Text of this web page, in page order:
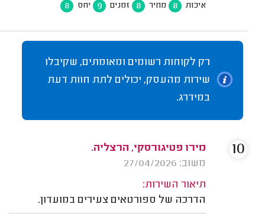
איכות 8 מחיר 8 זמנים 9 יחס 8
רק לקוחות רשומים ומאומתים, שקיבלו
שירות מהעסק, יכולים לתת חוות דעת
במידרג.
מירו פטיגורסקי, הרצליה.
משוב: 27/04/2026
תיאור השירות:
הדרכה של ספורטאים צעירים במועדון.
10